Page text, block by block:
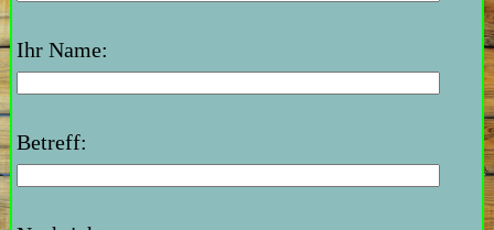
Ihr Name:
Betreff: